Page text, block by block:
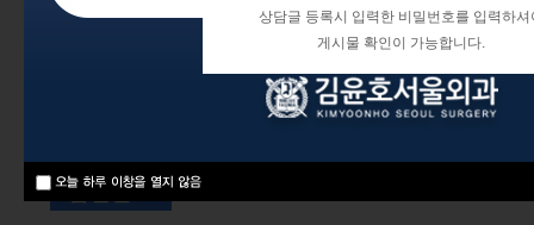
상담글 등록시 입력한 비밀번호를 입력하셔
게시물 확인이 가능합니다.
성○님이 작성하신 글입니다.
답변완료